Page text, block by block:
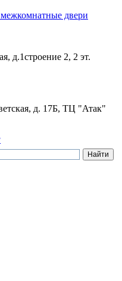
двери
д.1строение 2, 2 эт.
д. 17Б, ТЦ "Атак"